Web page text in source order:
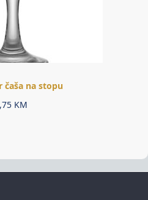
čaša na stopu
KM